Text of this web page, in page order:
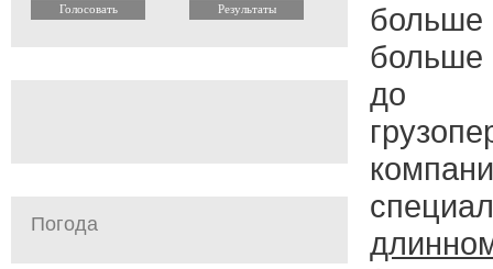
Погода
больше
до